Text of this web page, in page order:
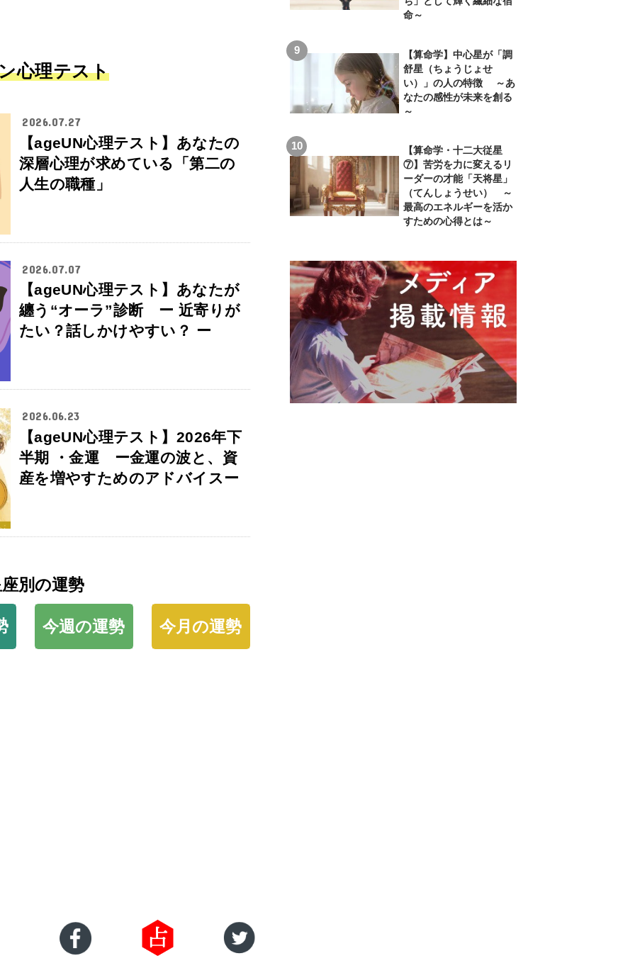
心理テスト
2026.07.27
【ageUN心理テスト】あなたの
深層心理が求めている「第二の
人生の職種」
2026.07.07
【ageUN心理テスト】あなたが
纏う“オーラ”診断 ー 近寄りが
たい？話しかけやすい？ ー
2026.06.23
【ageUN心理テスト】2026年下
半期 ・金運 ー金運の波と、資
産を増やすためのアドバイスー
別の運勢
今週の運勢 今月の運勢
命～
【算命学】中心星が「調
舒星（ちょうじょせ
い）」の人の特徴 ～あ
なたの感性が未来を創る
～
【算命学・十二大従星
⑦】苦労を力に変えるリ
ーダーの才能「天将星」
（てんしょうせい） ～
最高のエネルギーを活か
すための心得とは～